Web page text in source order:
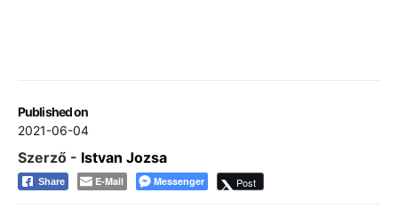
Published on
2021-06-04
Szerző - Istvan Jozsa
Share E-Mail Messenger Post